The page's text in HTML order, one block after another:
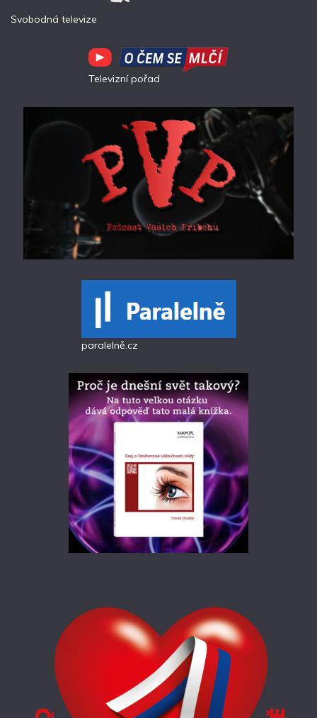
Svobodná televize
Televizní pořad
paralelně.cz